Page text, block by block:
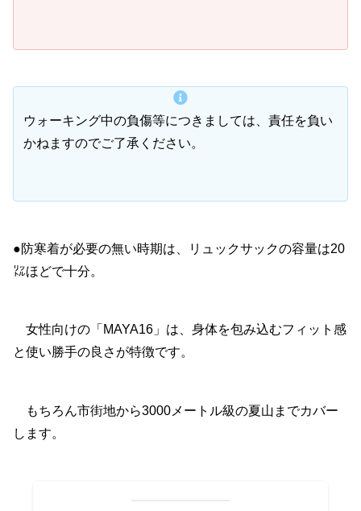
ウォーキング中の負傷等につきましては、責任を負い
かねますのでご了承ください。
●防寒着が必要の無い時期は、リュックサックの容量は20
㍑ほどで十分。
女性向けの「MAYA16」は、身体を包み込むフィット感
と使い勝手の良さが特徴です。
もちろん市街地から3000メートル級の夏山までカバー
します。